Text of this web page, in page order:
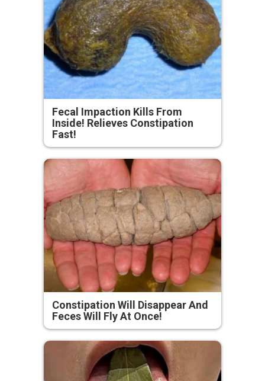
Fecal Impaction Kills From
Inside! Relieves Constipation
Fast!
Constipation Will Disappear And
Feces Will Fly At Once!